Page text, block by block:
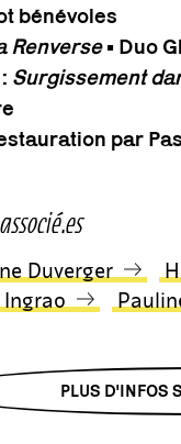
bénévoles
Renverse• Duo
Surgissement
par
Duverger
PLUS D'INFOS